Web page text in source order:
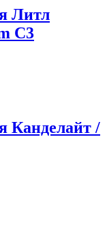
Литл
C3
Канделайт /